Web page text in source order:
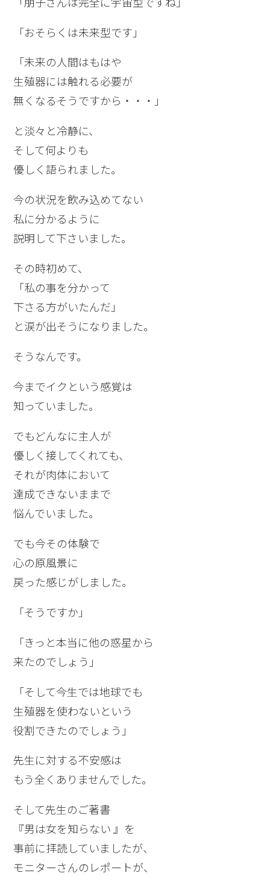
「おそらくは未来型です」
「未来の人間はもはや
生殖器には触れる必要が
無くなるそうですから・・・」
と淡々と冷静に、
そして何よりも
優しく語られました。
今の状況を飲み込めてない
私に分かるように
説明して下さいました。
その時初めて、
「私の事を分かって
下さる方がいたんだ」
と涙が出そうになりました。
そうなんです。
今までイクという感覚は
知っていました。
でもどんなに主人が
優しく接してくれても、
それが肉体において
達成できないままで
悩んでいました。
でも今その体験で
心の原風景に
戻った感じがしました。
「そうですか」
「きっと本当に他の惑星から
来たのでしょう」
「そして今生では地球でも
生殖器を使わないという
役割できたのでしょう」
先生に対する不安感は
もう全くありませんでした。
そして先生のご著書
『男は女を知らない 』を
事前に拝読していましたが、
モニターさんのレポートが、